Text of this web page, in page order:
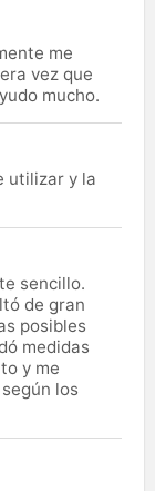
me
vez que
mucho.
utilizar y la
sencillo.
de gran
posibles
medidas
y me
los